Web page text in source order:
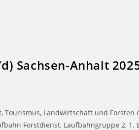
Sachsen-Anhalt
Landwirtschaft und Forsten
Forstdienst, Laufbahngruppe 2, 1.